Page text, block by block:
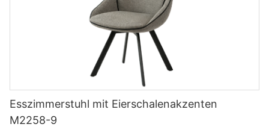
Esszimmerstuhl mit Eierschalenakzenten
M2258-9